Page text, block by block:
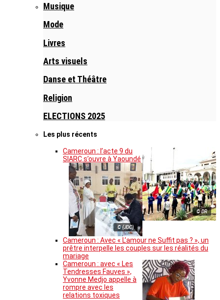
Musique
Mode
Livres
Arts visuels
Danse et Théâtre
Religion
ELECTIONS 2025
Les plus récents
© DR
Cameroun : l’acte 9 du
SIARC s’ouvre à Yaoundé
© (JDC)
Cameroun : Avec « L’amour ne Suffit pas ? », un
prêtre interpelle les couples sur les réalités du
mariage
Cameroun : avec « Les
Tendresses Fauves »,
Yvonne Medjo appelle à
rompre avec les
relations toxiques